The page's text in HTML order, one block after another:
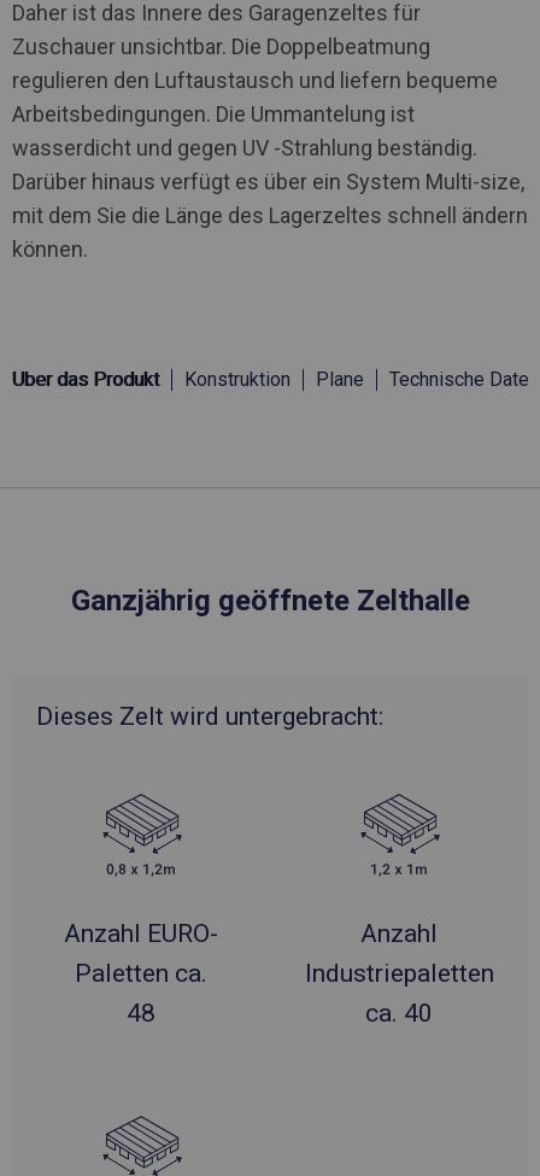
Daher ist das Innere des Garagenzeltes für
Zuschauer unsichtbar. Die Doppelbeatmung
regulieren den Luftaustausch und liefern bequeme
Arbeitsbedingungen. Die Ummantelung ist
wasserdicht und gegen UV -Strahlung beständig.
Darüber hinaus verfügt es über ein System Multi-size,
mit dem Sie die Länge des Lagerzeltes schnell ändern
können.
Über das Produkt Konstruktion Plane Technische Daten
Ganzjährig geöffnete Zelthalle
Dieses Zelt wird untergebracht:
Anzahl EURO-
Paletten ca.
48
Anzahl
Industriepaletten
ca. 40